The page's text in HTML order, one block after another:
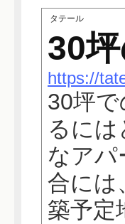
タテール
30
https://
30坪
るに
なアパ
合には
築予定